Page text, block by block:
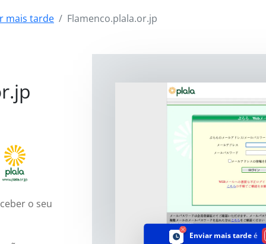
mais tarde Flamenco.plala.or.jp
o seu
Enviar mais tardeé